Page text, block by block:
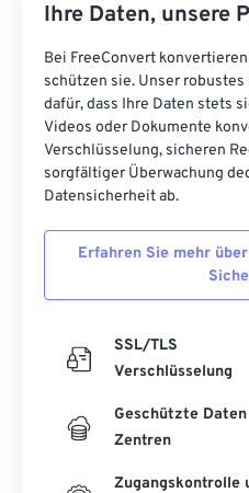
Ihre Daten, unsere
Bei FreeConvert
schützen sie. Unser
dafür, dass Ihre Daten stets
Videos oder Dokumente
Verschlüsselung, sicheren
sorgfältiger Überwachung
Datensicherheit ab.
Erfahren Sie mehr
SSL/TLS
Verschlüsselung
Geschützte Daten
Zentren
Zugangskontrolle